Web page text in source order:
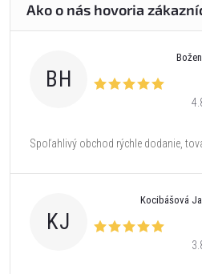
BH
Spoľahlivý obchod rýchle dodanie,
KJ
Kocibášová